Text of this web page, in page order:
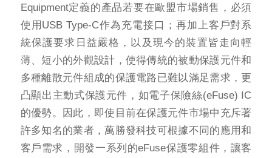
Equipment定義的產品若要在歐盟市場銷售，必須
使用USB Type-C作為充電接口；再加上客戶對系
統保護要求日益嚴格，以及現今的裝置皆走向輕
薄、短小的外觀設計，使得傳統的被動保護元件和
多種離散元件組成的保護電路已難以滿足需求，更
凸顯出主動式保護元件，如電子保險絲(eFuse) IC
的優勢。因此，即使目前在保護元件市場中充斥著
許多知名的業者，萬勝發科技可根據不同的應用和
客戶需求，開發一系列的eFuse保護零組件，讓客